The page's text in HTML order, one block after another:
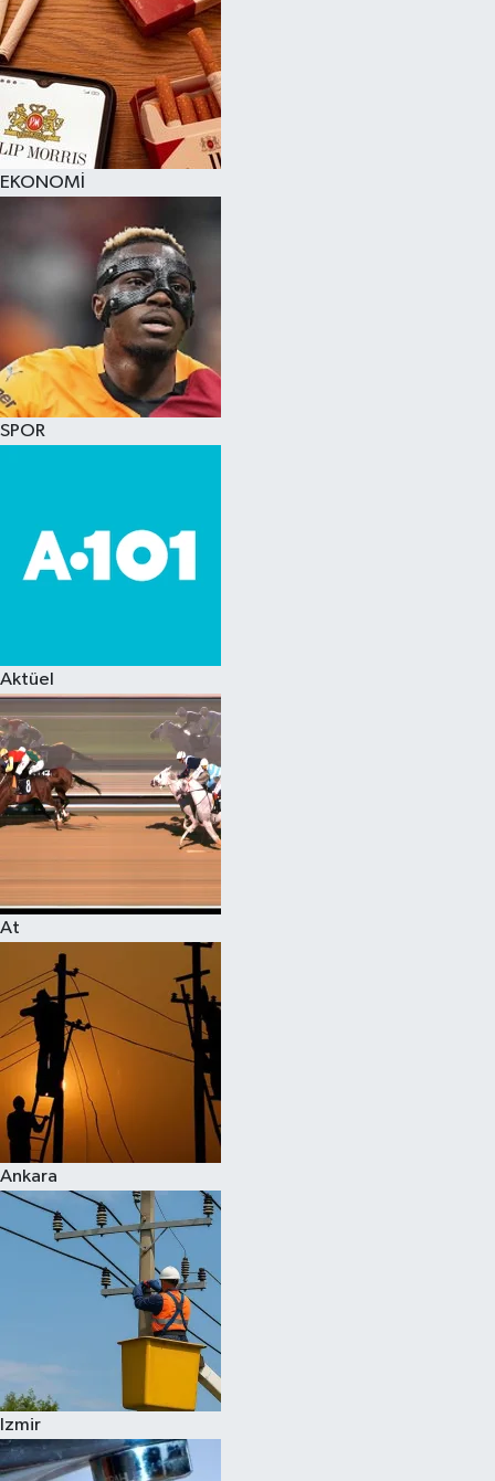
EKONOMİ
SPOR
Aktüel
At
Ankara
Izmir